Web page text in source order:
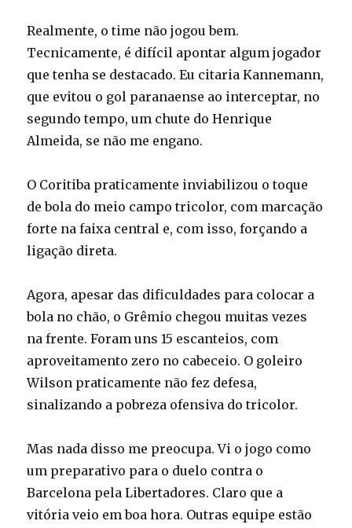
Realmente, o time não jogou bem.
Tecnicamente, é difícil apontar algum jogador
que tenha se destacado. Eu citaria Kannemann,
que evitou o gol paranaense ao interceptar, no
segundo tempo, um chute do Henrique
Almeida, se não me engano.
O Coritiba praticamente inviabilizou o toque
de bola do meio campo tricolor, com marcação
forte na faixa central e, com isso, forçando a
ligação direta.
Agora, apesar das dificuldades para colocar a
bola no chão, o Grêmio chegou muitas vezes
na frente. Foram uns 15 escanteios, com
aproveitamento zero no cabeceio. O goleiro
Wilson praticamente não fez defesa,
sinalizando a pobreza ofensiva do tricolor.
Mas nada disso me preocupa. Vi o jogo como
um preparativo para o duelo contra o
Barcelona pela Libertadores. Claro que a
vitória veio em boa hora. Outras equipe estão